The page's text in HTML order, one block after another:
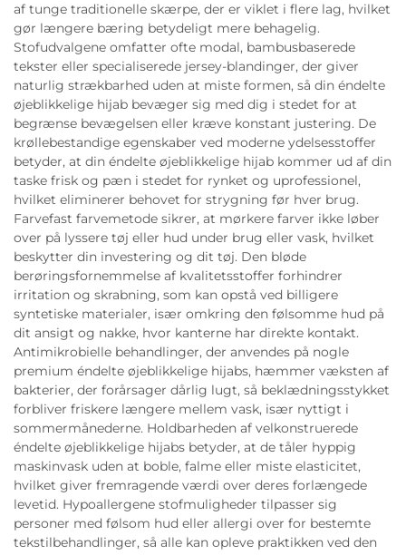
af tunge traditionelle skærpe, der er viklet i flere lag, hvilket
gør længere bæring betydeligt mere behagelig.
Stofudvalgene omfatter ofte modal, bambusbaserede
tekster eller specialiserede jersey-blandinger, der giver
naturlig strækbarhed uden at miste formen, så din éndelte
øjeblikkelige hijab bevæger sig med dig i stedet for at
begrænse bevægelsen eller kræve konstant justering. De
krøllebestandige egenskaber ved moderne ydelsesstoffer
betyder, at din éndelte øjeblikkelige hijab kommer ud af din
taske frisk og pæn i stedet for rynket og uprofessionel,
hvilket eliminerer behovet for strygning før hver brug.
Farvefast farvemetode sikrer, at mørkere farver ikke løber
over på lyssere tøj eller hud under brug eller vask, hvilket
beskytter din investering og dit tøj. Den bløde
berøringsfornemmelse af kvalitetsstoffer forhindrer
irritation og skrabning, som kan opstå ved billigere
syntetiske materialer, især omkring den følsomme hud på
dit ansigt og nakke, hvor kanterne har direkte kontakt.
Antimikrobielle behandlinger, der anvendes på nogle
premium éndelte øjeblikkelige hijabs, hæmmer væksten af
bakterier, der forårsager dårlig lugt, så beklædningsstykket
forbliver friskere længere mellem vask, især nyttigt i
sommermånederne. Holdbarheden af velkonstruerede
éndelte øjeblikkelige hijabs betyder, at de tåler hyppig
maskinvask uden at boble, falme eller miste elasticitet,
hvilket giver fremragende værdi over deres forlængede
levetid. Hypoallergene stofmuligheder tilpasser sig
personer med følsom hud eller allergi over for bestemte
tekstilbehandlinger, så alle kan opleve praktikken ved den